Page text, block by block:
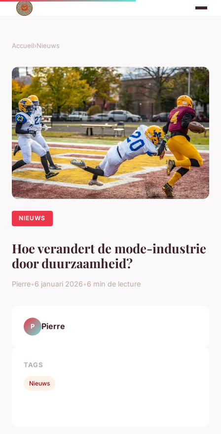
Accueil›Nieuws
NIEUWS
Hoe verandert de mode-industrie
door duurzaamheid?
Pierre•6 januari 2026•6 min de lecture
P Pierre
TAGS
Nieuws